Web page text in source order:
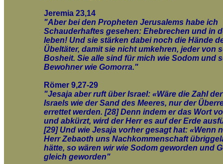
Jeremia 23,14
"Aber bei den Propheten Jerusalems habe ich
Schauderhaftes gesehen: Ehebrechen und in
leben! Und sie stärken dabei noch die Hände
Übeltäter, damit sie nicht umkehren, jeder von
Bosheit. Sie alle sind für mich wie Sodom und
Bewohner wie Gomorra."
Römer 9,27-29
"Jesaja aber ruft über Israel: «Wäre die Zahl
Israels wie der Sand des Meeres, nur der
errettet werden. [28] Denn indem er das Wort
und abkürzt, wird der Herr es auf der Erde
[29] Und wie Jesaja vorher gesagt hat: «Wenn
Herr Zebaoth uns Nachkommenschaft
hätte, so wären wir wie Sodom geworden und
gleich geworden"